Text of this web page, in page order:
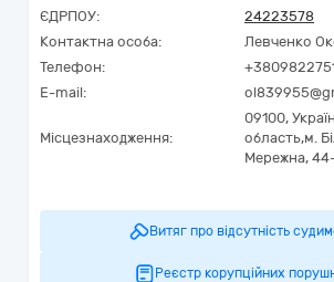
ЄДРПОУ:
24223578
Контактна особа:
Левченко
Телефон:
E-mail:
Місцезнаходження:
09100,
область,м.
Мережна,
Витяг про відсутність
Реєстр корупційних